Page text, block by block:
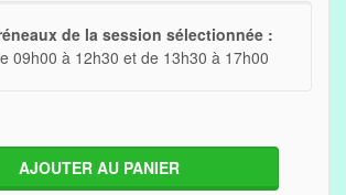
de la session sélectionnée :
09h00 à 12h30 et de 13h30 à 17h00
AJOUTER AU PANIER